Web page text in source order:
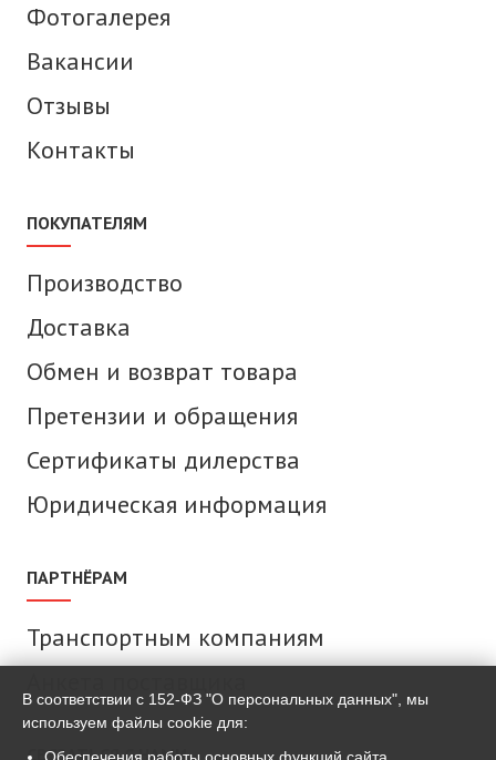
Фотогалерея
Вакансии
Отзывы
Контакты
ПОКУПАТЕЛЯМ
Производство
Доставка
Обмен и возврат товара
Претензии и обращения
Сертификаты дилерства
Юридическая информация
ПАРТНЁРАМ
Транспортным компаниям
СВЯЗАТЬСЯ С НАМИ
В соответствии с 152-ФЗ "О персональных данных", мы
используем файлы cookie для: